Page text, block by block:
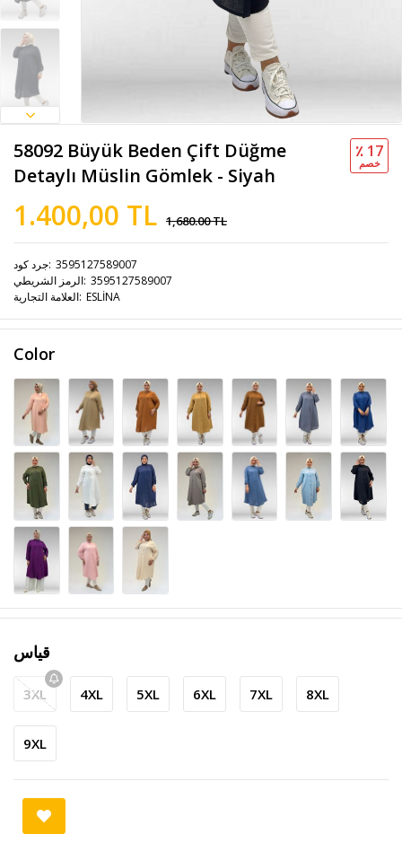
58092 Büyük Beden Çift Düğme
Detaylı Müslin Gömlek - Siyah
1.400,00 TL 1,680.00 TL
٪ 17
خصم
جرد كود 3595127589007
الرمز الشريطي 3595127589007
العلامة التجارية ESLİNA
Color
قياس
3XL 4XL 5XL 6XL 7XL 8XL
9XL